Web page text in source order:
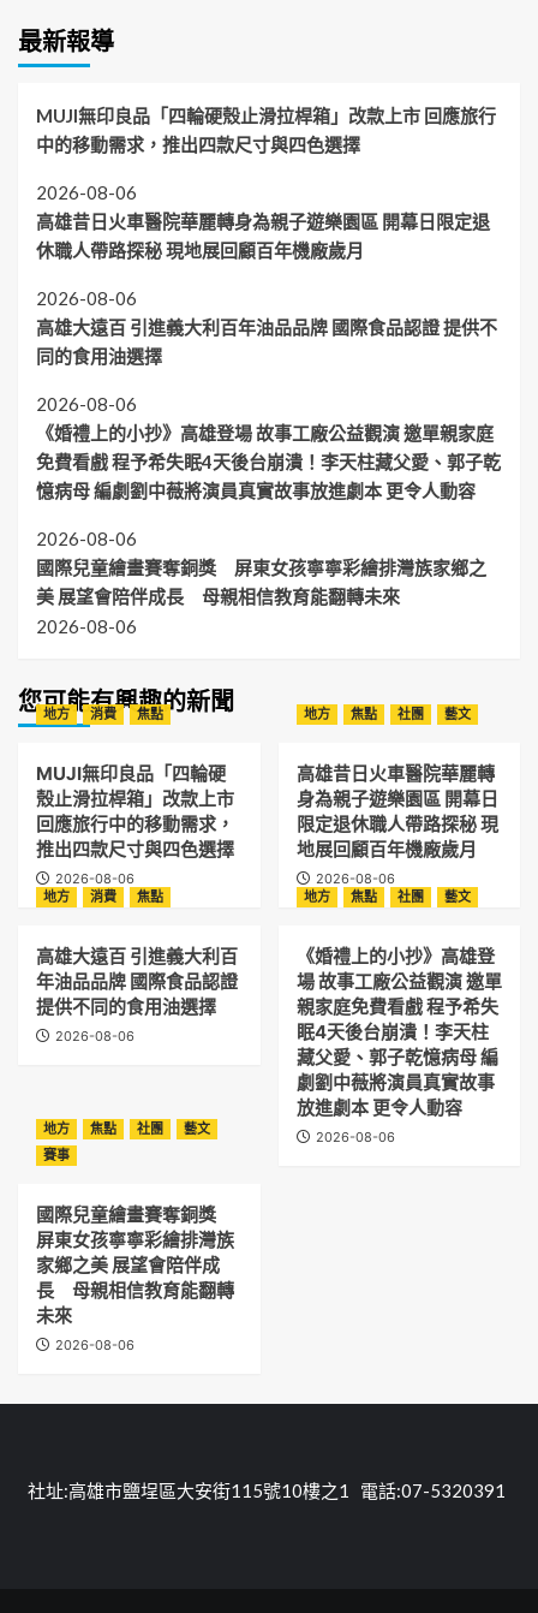
最新報導
MUJI無印良品「四輪硬殼止滑拉桿箱」改款上市 回應旅行
中的移動需求，推出四款尺寸與四色選擇
2026-08-06
高雄昔日火車醫院華麗轉身為親子遊樂園區 開幕日限定退
休職人帶路探秘 現地展回顧百年機廠歲月
2026-08-06
高雄大遠百 引進義大利百年油品品牌 國際食品認證 提供不
同的食用油選擇
2026-08-06
《婚禮上的小抄》高雄登場 故事工廠公益觀演 邀單親家庭
免費看戲 程予希失眠4天後台崩潰！李天柱藏父愛、郭子乾
憶病母 編劇劉中薇將演員真實故事放進劇本 更令人動容
2026-08-06
國際兒童繪畫賽奪銅獎 屏東女孩寧寧彩繪排灣族家鄉之
美 展望會陪伴成長 母親相信教育能翻轉未來
2026-08-06
您可能有興趣的新聞
地方 消費 焦點
MUJI無印良品「四輪硬
殼止滑拉桿箱」改款上市
回應旅行中的移動需求，
推出四款尺寸與四色選擇
2026-08-06
地方 焦點 社團 藝文
高雄昔日火車醫院華麗轉
身為親子遊樂園區 開幕日
限定退休職人帶路探秘 現
地展回顧百年機廠歲月
2026-08-06
地方
消費 焦點
高雄大遠百 引進義大利百
年油品品牌 國際食品認證
提供不同的食用油選擇
2026-08-06
地方 焦點 社團 藝文
《婚禮上的小抄》高雄登
場 故事工廠公益觀演 邀單
親家庭免費看戲 程予希失
眠4天後台崩潰！李天柱
藏父愛、郭子乾憶病母 編
劇劉中薇將演員真實故事
放進劇本 更令人動容
2026-08-06
地方 焦點 社團
藝文
賽事
國際兒童繪畫賽奪銅獎
屏東女孩寧寧彩繪排灣族
家鄉之美 展望會陪伴成
長 母親相信教育能翻轉
未來
2026-08-06
社址:高雄市鹽埕區大安街115號10樓之1 電話:07-5320391